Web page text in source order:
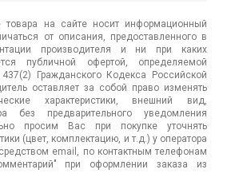
товара на сайте носит информационный
от описания, предоставленного в
производителя и ни при каких
публичной офертой, определяемой
Гражданского Кодекса Российской
оставляет за собой право изменять
характеристики, внешний вид,
без предварительного уведомления
просим Вас при покупке уточнять
(цвет, комплектацию, и т.д.) у оператора
email, по контактным телефонам
при оформлении заказа из